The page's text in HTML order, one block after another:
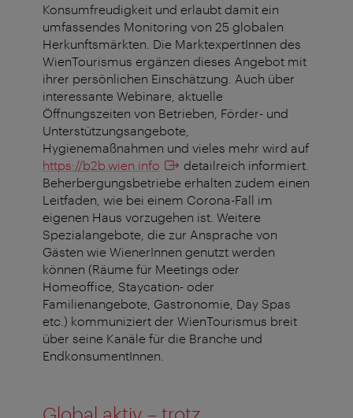
Konsumfreudigkeit und erlaubt damit ein
umfassendes Monitoring von 25 globalen
Herkunftsmärkten. Die MarktexpertInnen des
WienTourismus ergänzen dieses Angebot mit
ihrer persönlichen Einschätzung. Auch über
interessante Webinare, aktuelle
Öffnungszeiten von Betrieben, Förder- und
Unterstützungsangebote,
Hygienemaßnahmen und vieles mehr wird auf
https://b2b.wien.info
detailreich informiert.
Beherbergungsbetriebe erhalten zudem einen
Leitfaden, wie bei einem Corona-Fall im
eigenen Haus vorzugehen ist. Weitere
Spezialangebote, die zur Ansprache von
Gästen wie WienerInnen genutzt werden
können (Räume für Meetings oder
Homeoffice, Staycation- oder
Familienangebote, Gastronomie, Day Spas
etc.) kommuniziert der WienTourismus breit
über seine Kanäle für die Branche und
EndkonsumentInnen.
Global aktiv – trotz